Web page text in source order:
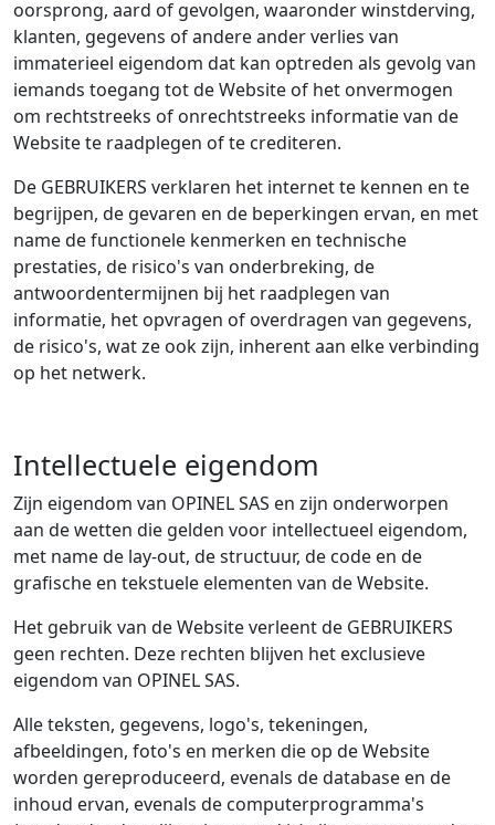
oorsprong, aard of gevolgen, waaronder winstderving,
klanten, gegevens of andere ander verlies van
immaterieel eigendom dat kan optreden als gevolg van
iemands toegang tot de Website of het onvermogen
om rechtstreeks of onrechtstreeks informatie van de
Website te raadplegen of te crediteren.
De GEBRUIKERS verklaren het internet te kennen en te
begrijpen, de gevaren en de beperkingen ervan, en met
name de functionele kenmerken en technische
prestaties, de risico's van onderbreking, de
antwoordentermijnen bij het raadplegen van
informatie, het opvragen of overdragen van gegevens,
de risico's, wat ze ook zijn, inherent aan elke verbinding
op het netwerk.
Intellectuele eigendom
Zijn eigendom van OPINEL SAS en zijn onderworpen
aan de wetten die gelden voor intellectueel eigendom,
met name de lay-out, de structuur, de code en de
grafische en tekstuele elementen van de Website.
Het gebruik van de Website verleent de GEBRUIKERS
geen rechten. Deze rechten blijven het exclusieve
eigendom van OPINEL SAS.
Alle teksten, gegevens, logo's, tekeningen,
afbeeldingen, foto's en merken die op de Website
worden gereproduceerd, evenals de database en de
inhoud ervan, evenals de computerprogramma's